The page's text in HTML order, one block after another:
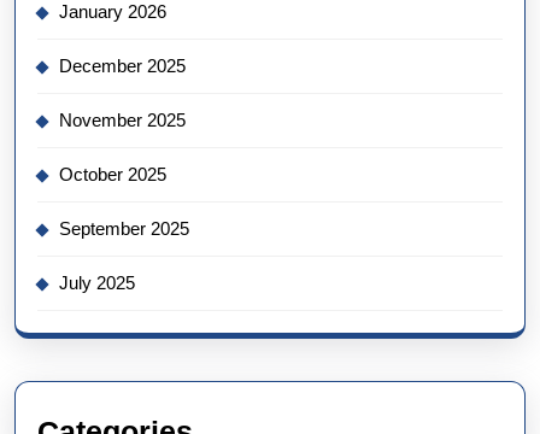
January 2026
December 2025
November 2025
October 2025
September 2025
July 2025